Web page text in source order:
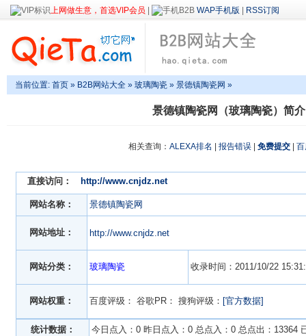
上网做生意，首选VIP会员 WAP手机版 RSS订阅
当前位置: 首页 » B2B网站大全 » 玻璃陶瓷 » 景德镇陶瓷网 »
景德镇陶瓷网（玻璃陶瓷）简介
相关查询： ALEXA排名 报告错误 免费提交
直接访问： http://www.cnjdz.net
网站名称： 景德镇陶瓷网
网站地址： http://www.cnjdz.net
网站分类： 玻璃陶瓷 收录时间：2011/10/22
网站权重： 百度评级： 谷歌PR： 搜狗评级： [官方数据]
统计数据： 今日点入：0 昨日点入：0 总点入：0 总点出：13364